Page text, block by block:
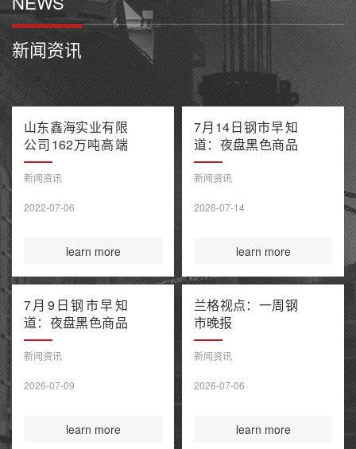
新闻资讯
山东鑫海实业有限
公司162万吨高端
不锈钢项目产能置
换方案公示
新闻资讯
2022-07-06
learn more
7月14日钢市早知
道：夜盘黑色商品
多数收跌 阿联酋
油轮在霍尔木兹海
伦特原油涨超9%
新闻资讯
2026-07-14
learn more
7月9日钢市早知
道：夜盘黑色商品
整体收涨 原油大
涨引爆全球债市抛
忘录“已终结”
新闻资讯
2026-07-09
learn more
兰格视点：一周钢
市晚报
新闻资讯
2026-07-06
learn more